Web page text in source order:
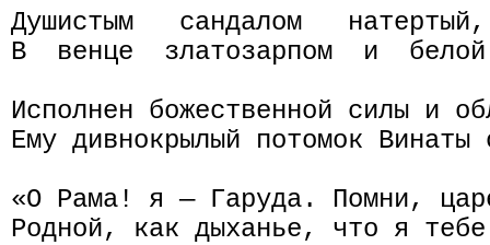
Душистым   сандалом
В  венце  златозарпом  и
Исполнен божественной силы и
Ему дивнокрылый потомок Винаты
«О Рама! я — Гаруда. Помни,
Родной, как дыханье, что я